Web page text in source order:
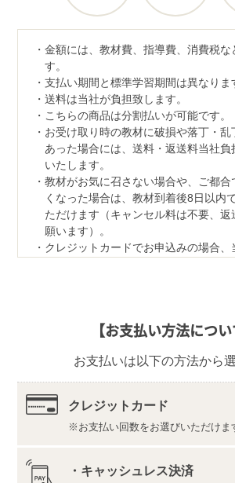
金額には、教材費、指導費、消費税な
す。
支払い期間と標準学習期間は異なりま
送料は当社が負担致します。
こちらの商品は分割払いが可能です。
お受け取り時の教材に破損や落丁・乱
あった場合には、送料・返送料当社負
いたします。
教材がお気に召さない場合や、ご都合
くなった場合は、教材到着後8日以内
ただけます（キャンセル料は不要、返
願います）。
クレジットカードでお申込みの場合、
〒350-1111
株式会社ユーキャンロジ
最新の内容をこちらよりご確認ください。
推奨環境（https://www.u-can.jp/
推奨環境であっても、確実・完全な動
【お支払い方法につい
お支払いは以下の方法から
クレジットカード
お支払い回数をお選びいただけま
・キャッシュレス決済